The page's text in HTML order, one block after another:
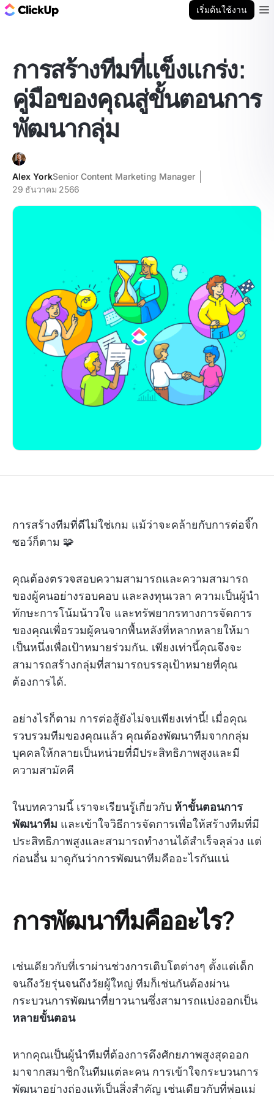
เริ่มต้นใช้งาน
การสร้างทีมที่แข็งแกร่ง:
คู่มือของคุณสู่ขั้นตอนการ
พัฒนากลุ่ม
Alex YorkSenior Content Marketing Manager
29 ธันวาคม 2566
การสร้างทีมที่ดีไม่ใช่เกม แม้ว่าจะคล้ายกับการต่อจิ๊ก
ซอว์ก็ตาม 🧩
คุณต้องตรวจสอบความสามารถและความสามารถ
ของผู้คนอย่างรอบคอบ และลงทุนเวลา ความเป็นผู้นำ
ทักษะการโน้มน้าวใจ และทรัพยากรทางการจัดการ
ของคุณเพื่อรวมผู้คนจากพื้นหลังที่หลากหลายให้มา
เป็นหนึ่งเพื่อเป้าหมายร่วมกัน. เพียงเท่านี้คุณจึงจะ
สามารถสร้างกลุ่มที่สามารถบรรลุเป้าหมายที่คุณ
ต้องการได้.
อย่างไรก็ตาม การต่อสู้ยังไม่จบเพียงเท่านี้! เมื่อคุณ
รวบรวมทีมของคุณแล้ว คุณต้องพัฒนาทีมจากกลุ่ม
บุคคลให้กลายเป็นหน่วยที่มีประสิทธิภาพสูงและมี
ความสามัคคี
ในบทความนี้ เราจะเรียนรู้เกี่ยวกับ ห้าขั้นตอนการ
พัฒนาทีม และเข้าใจวิธีการจัดการเพื่อให้สร้างทีมที่มี
ประสิทธิภาพสูงและสามารถทำงานได้สำเร็จลุล่วง แต่
ก่อนอื่น มาดูกันว่าการพัฒนาทีมคืออะไรกันแน่
การพัฒนาทีมคืออะไร?
เช่นเดียวกับที่เราผ่านช่วงการเติบโตต่างๆ ตั้งแต่เด็ก
จนถึงวัยรุ่นจนถึงวัยผู้ใหญ่ ทีมก็เช่นกันต้องผ่าน
กระบวนการพัฒนาที่ยาวนานซึ่งสามารถแบ่งออกเป็น
หลายขั้นตอน
หากคุณเป็นผู้นำทีมที่ต้องการดึงศักยภาพสูงสุดออก
มาจากสมาชิกในทีมแต่ละคน การเข้าใจกระบวนการ
พัฒนาอย่างถ่องแท้เป็นสิ่งสำคัญ เช่นเดียวกับที่พ่อแม่